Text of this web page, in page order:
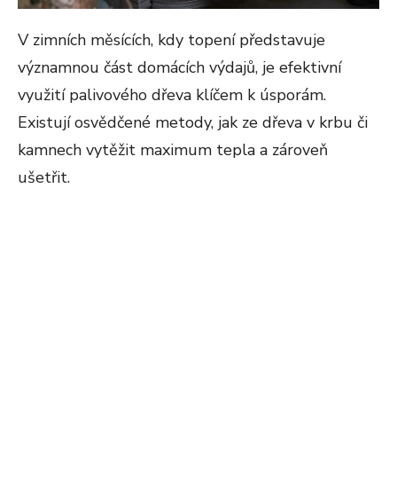
V zimních měsících, kdy topení představuje
významnou část domácích výdajů, je efektivní
využití palivového dřeva klíčem k úsporám.
Existují osvědčené metody, jak ze dřeva v krbu či
kamnech vytěžit maximum tepla a zároveň
ušetřit.